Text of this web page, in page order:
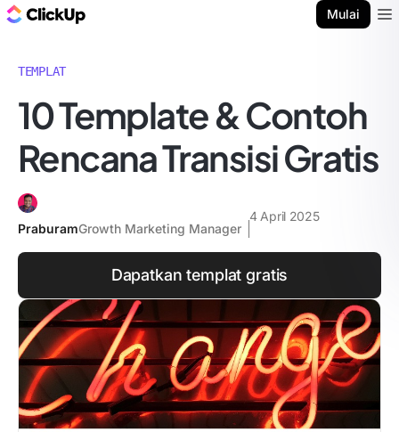
Mulai
TEMPLAT
10 Template & Contoh
Rencana Transisi Gratis
PraburamGrowth Marketing Manager
4 April 2025
Dapatkan templat gratis